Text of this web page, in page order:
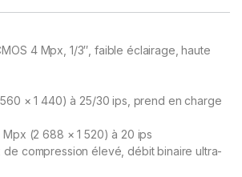
4 Mpx, 1/3″, faible éclairage, haute
× 1 440) à 25/30 ips, prend en charge
(2 688 × 1 520) à 20 ips
de compression élevé, débit binaire ultra-